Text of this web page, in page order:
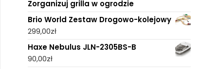
Zorganizuj grilla w ogrodzie
Brio World Zestaw Drogowo-kolejowy
299,00zł
Haxe Nebulus JLN-2305BS-B
90,00zł